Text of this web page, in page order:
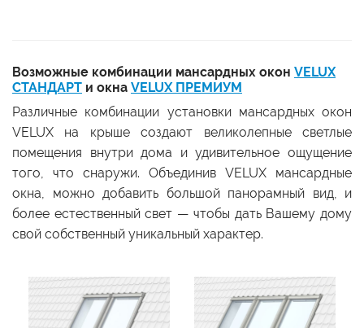
Возможные комбинации мансардных окон VELUX
СТАНДАРТ и окна VELUX ПРЕМИУМ
Различные комбинации установки мансардных окон
VELUX на крыше создают великолепные светлые
помещения внутри дома и удивительное ощущение
того, что снаружи. Объединив VELUX мансардные
окна, можно добавить большой панорамный вид, и
более естественный свет — чтобы дать Вашему дому
свой собственный уникальный характер.